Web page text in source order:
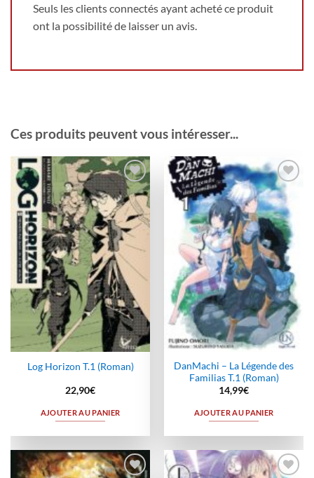
Seuls les clients connectés ayant acheté ce produit
ont la possibilité de laisser un avis.
Ces produits peuvent vous intéresser...
Ajouter
à la
wishlist
Log Horizon T.1 (Roman)
22,90€
AJOUTER AU PANIER
Ajouter
à la
wishlist
DanMachi – La Légende des
Familias T.1 (Roman)
14,99€
AJOUTER AU PANIER